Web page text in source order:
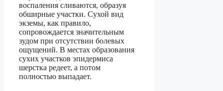
воспаления сливаются, образуя
обширные участки. Сухой вид
экземы, как правило,
сопровождается значительным
зудом при отсутствии болевых
ощущений. В местах образования
сухих участков эпидермиса
шерстка редеет, а потом
полностью выпадает.